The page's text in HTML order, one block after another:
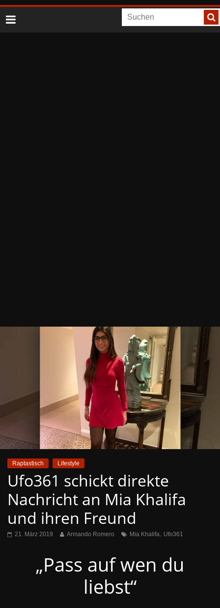
Raptastisch Lifestyle
Ufo361 schickt direkte
Nachricht an Mia Khalifa
und ihren Freund
21. März 2019 Armando Romero Mia Khalifa, Ufo361
„Pass auf wen du
liebst“